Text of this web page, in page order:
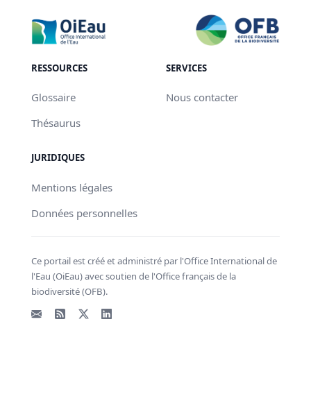
RESSOURCES
Glossaire
Thésaurus
SERVICES
Nous contacter
JURIDIQUES
Mentions légales
Données personnelles
Ce portail est créé et administré par l'Office International de
l'Eau (OiEau) avec soutien de l'Office français de la
biodiversité (OFB).